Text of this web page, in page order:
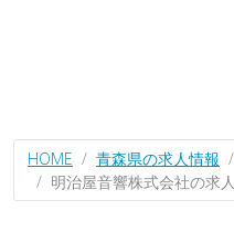
HOME 青森県の求人情報
明治屋音響株式会社の求人